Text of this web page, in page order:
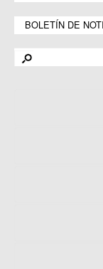
BOLETÍN DE